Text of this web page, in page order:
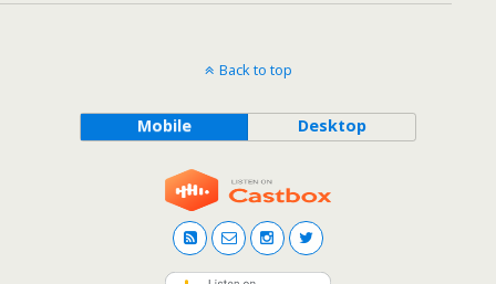
Back to top
Mobile Desktop